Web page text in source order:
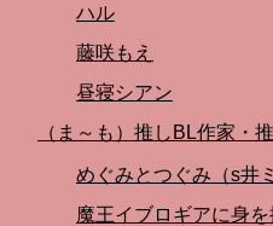
ハル
藤咲もえ
昼寝シアン
（ま～も）推しBL作家・
めぐみとつぐみ（s井
魔王イブロギアに身を